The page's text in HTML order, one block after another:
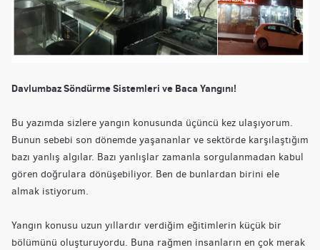
Davlumbaz Söndürme Sistemleri ve Baca Yangını!
Bu yazımda sizlere yangın konusunda üçüncü kez ulaşıyorum.
Bunun sebebi son dönemde yaşananlar ve sektörde karşılaştığım
bazı yanlış algılar. Bazı yanlışlar zamanla sorgulanmadan kabul
gören doğrulara dönüşebiliyor. Ben de bunlardan birini ele
almak istiyorum.
Yangın konusu uzun yıllardır verdiğim eğitimlerin küçük bir
bölümünü oluşturuyordu. Buna rağmen insanların en çok merak